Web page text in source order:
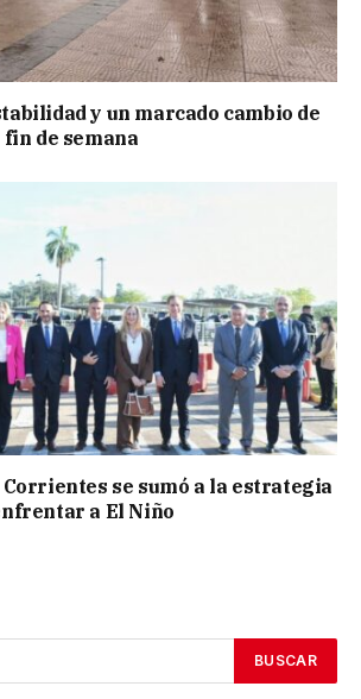
y un marcado cambio de
de semana
se sumó a la estrategia
a El Niño